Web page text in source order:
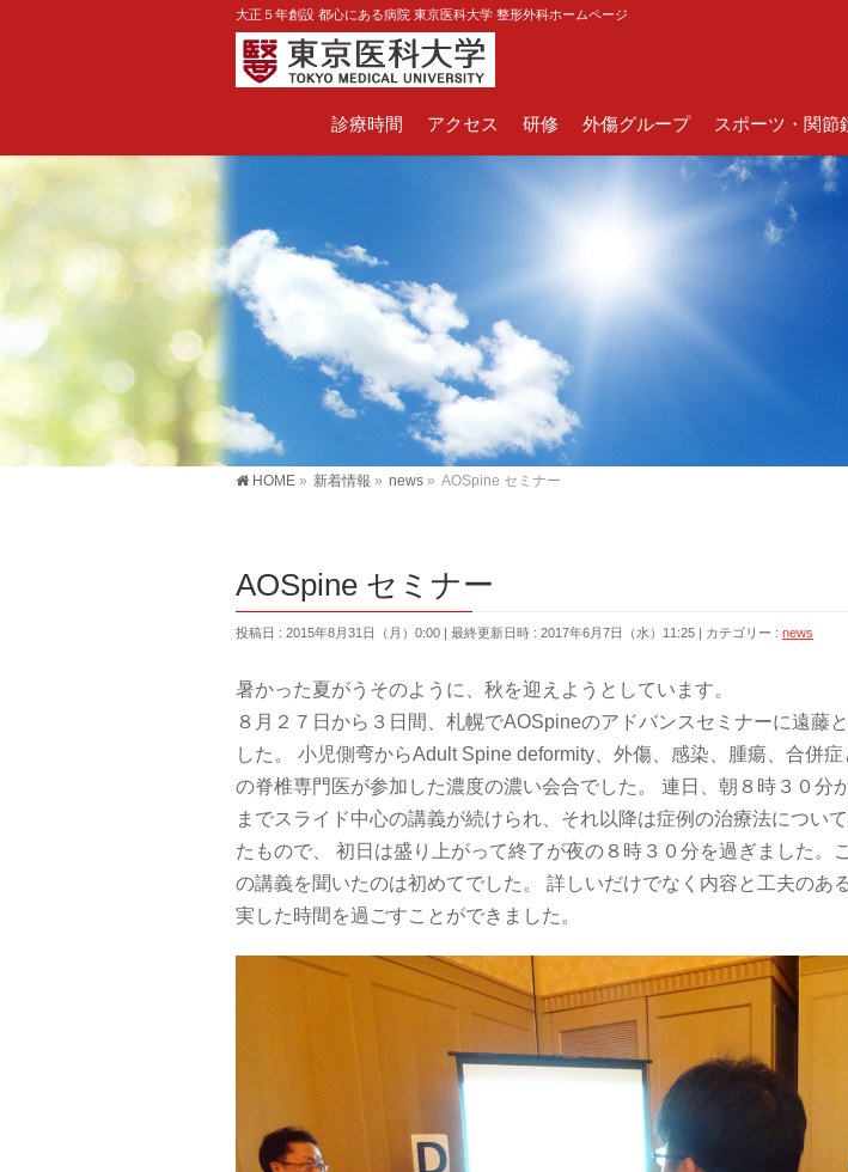
大正５年創設 都心にある病院 東京医科大学 整形外科ホームページ
診療時間 アクセス 研修 外傷グループ スポーツ・関節
HOME » 新着情報 » news » AOSpine セミナー
AOSpine セミナー
投稿日 : 2015年8月31日（月）0:00 最終更新日時 : 2017年6月7日（水）11:25 カテゴリー : news
暑かった夏がうそのように、秋を迎えようとしています。
８月２７日から３日間、札幌でAOSpineのアドバンスセミナーに遠藤
した。 小児側弯からAdult Spine deformity、外傷、感染、腫瘍、合併
の脊椎専門医が参加した濃度の濃い会合でした。 連日、朝８時３０分
までスライド中心の講義が続けられ、それ以降は症例の治療法につい
たもので、 初日は盛り上がって終了が夜の８時３０分を過ぎました。
の講義を聞いたのは初めてでした。 詳しいだけでなく内容と工夫のあ
実した時間を過ごすことができました。